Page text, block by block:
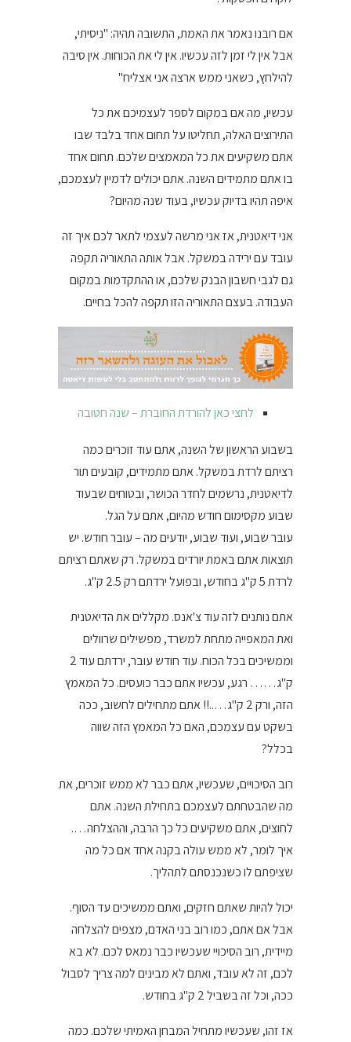
אם רובנו נאמר את האמת, התשובה תהיה: "ניסיתי,
אבל אין לי זמן לזה עכשיו. אין לי את הכוחות. אין סיבה
להילחץ, כשאני ממש ארצה אני אצליח"
עכשיו, מה אם במקום לספר לעצמיכם את כל
התירוצים האלה, תחליטו על תחום אחד בלבד שבו
אתם משקיעים את כל המאמצים שלכם. תחום אחד
בו אתם מתמידים השנה. אתם יכולים לדמיין לעצמכם,
איפה תהיו בדיוק עכשיו, בעוד שנה מהיום?
אני דיאטנית, אז אני מרשה לעצמי לתאר לכם איך זה
עובד עם ירידה במשקל. אבל אותה התאוריה תקפה
גם לגבי חשבון הבנק שלכם, או ההתקדמות במקום
העבודה. בעצם התאוריה הזו תקפה להכל בחיים.
לחצי כאן להורדת החוברת – שנה חטובה
בשבוע הראשון של השנה, אתם עוד זוכרים כמה
רציתם לרדת במשקל. אתם מתמידים, קובעים תור
לדיאטנית, נרשמים לחדר הכושר, ובטוחים שבעוד
שבוע מקסימום חודש מהיום, אתם על הגל.
עובר שבוע, ועוד שבוע, יודעים מה – עובר חודש. יש
תוצאות אתם באמת יורדים במשקל. רק שאתם רציתם
לרדת 5 ק"ג בחודש, ובפועל ירדתם רק 2.5 ק"ג.
אתם נותנים לזה עוד צ'אנס. מקללים את הדיאטנית
ואת המאפייה מתחת למשרד, מפשילים שרוולים
וממשיכים בכל הכוח. עוד חודש עובר, ירדתם עוד 2
ק"ג…… רגע, עכשיו אתם כבר כועסים. כל המאמץ
הזה, ורק 2 ק"ג…..!! אתם מתחילים לחשוב, ככה
בשקט עם עצמכם, האם כל המאמץ הזה שווה
בכלל?
רוב הסיכויים, שעכשיו, אתם כבר לא ממש זוכרים, את
מה שהבטחתם לעצמכם בתחילת השנה. אתם
לחוצים, אתם משקיעים כל כך הרבה, וההצלחה….
איך לומר, לא ממש עולה בקנה אחד אם כל מה
שציפתם לו כשנכנסתם לתהליך.
יכול להיות שאתם חזקים, ואתם ממשיכים עד הסוף.
אבל אם אתם, כמו רוב בני האדם, מצפים להצלחה
מיידית, רוב הסיכויי שעכשיו כבר נמאס לכם. לא בא
לכם, זה לא עובד, ואתם לא מבינים למה צריך לסבול
ככה, וכל זה בשביל 2 ק"ג בחודש.
אז זהו, שעכשיו מתחיל המבחן האמיתי שלכם. כמה